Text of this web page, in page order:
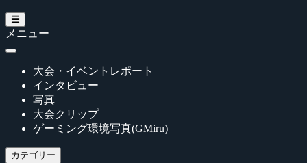
メニュー
大会・イベントレポート
インタビュー
写真
大会クリップ
ゲーミング環境写真(GMiru)
カテゴリー